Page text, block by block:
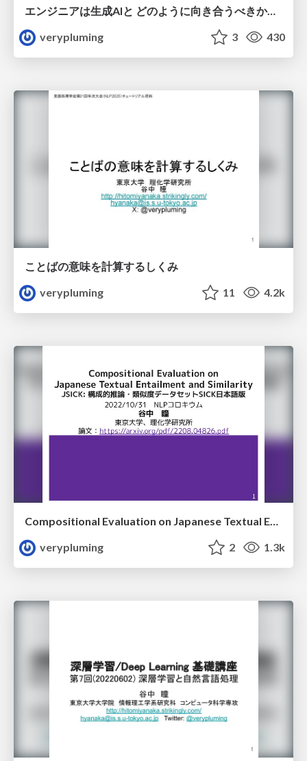
エンジニアは生成AIと どのように向き合うべきか？ ことばの意味という観点から
verypluming
3 430
ことばの意味を計算するしくみ
verypluming
11 4.2k
Compositional Evaluation on Japanese Textual Entailment and Similarity (JSICK：構成的推論・類似度データセットSICK日本語版の紹介)
verypluming
2 1.3k